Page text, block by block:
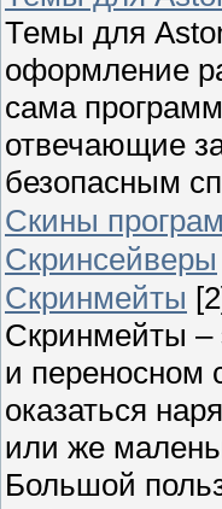
Темы для
оформление
сама
отвечающие
безопасным
Скины
Скринсейверы
Скринмейты
Скринмейты –
и переносном
оказаться
или же
Большой